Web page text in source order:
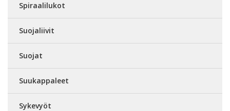
Spiraalilukot
Suojaliivit
Suojat
Suukappaleet
Sykevyöt